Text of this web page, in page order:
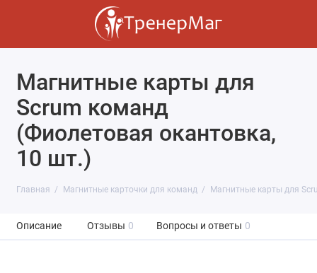
Магнитные карты для
Scrum команд
(Фиолетовая окантовка,
10 шт.)
Главная Магнитные карточки для команд Магнитные карты для
Описание Отзывы 0 Вопросы и ответы 0